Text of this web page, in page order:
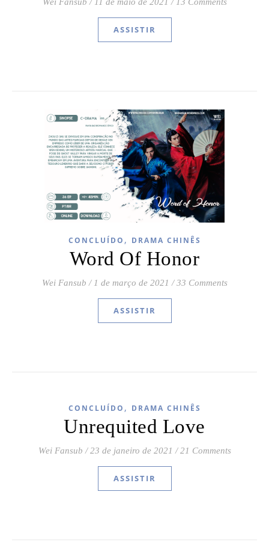
ASSISTIR
CONCLUÍDO , DRAMA CHINÊS
Word Of Honor
Wei Fansub / 1 de março de 2021 / 33 Comments
ASSISTIR
CONCLUÍDO , DRAMA CHINÊS
Unrequited Love
Wei Fansub / 23 de janeiro de 2021 / 21 Comments
ASSISTIR